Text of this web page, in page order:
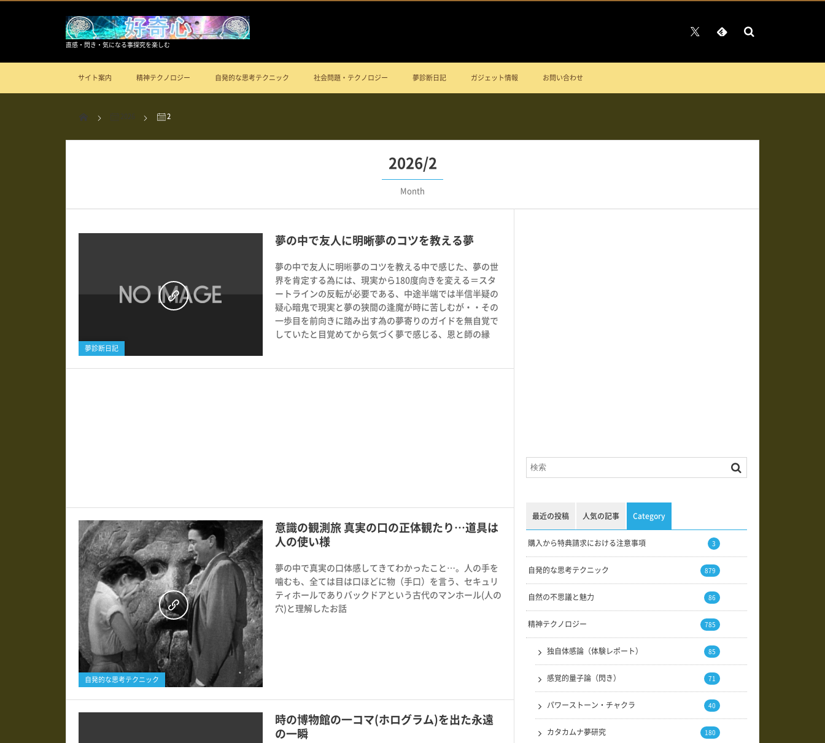
直感・閃き・気になる事探究を楽しむ
サイト案内 精神テクノロジー 自発的な思考テクニック 社会問題・テクノロジー 夢診断日記 ガジェット情報 お問い合わせ
2026 2
2026/2
Month
夢診断日記
0
夢の中で友人に明晰夢のコツを教える夢
夢の中で友人に明晰夢のコツを教える中で感じた、夢の世
界を肯定する為には、現実から180度向きを変える＝スタ
ートラインの反転が必要である、中途半端では半信半疑の
疑心暗鬼で現実と夢の狭間の逢魔が時に苦しむが・・その
一歩目を前向きに踏み出す為の夢寄りのガイドを無自覚で
していたと目覚めてから気づく夢で感じる、恩と師の縁
自発的な思考テクニック
0
意識の観測旅 真実の口の正体観たり…道具は
人の使い様
夢の中で真実の口体感してきてわかったこと…。人の手を
噛むも、全ては目は口ほどに物（手口）を言う、セキュリ
ティホールでありバックドアという古代のマンホール(人の
穴)と理解したお話
時の博物館の一コマ(ホログラム)を出た永遠
の一瞬
最近の投稿 人気の記事 Category
購入から特典請求における注意事項 3
自発的な思考テクニック 879
自然の不思議と魅力 86
精神テクノロジー 785
独自体感論（体験レポート） 85
感覚的量子論（閃き） 71
パワーストーン・チャクラ 40
カタカムナ夢研究 180